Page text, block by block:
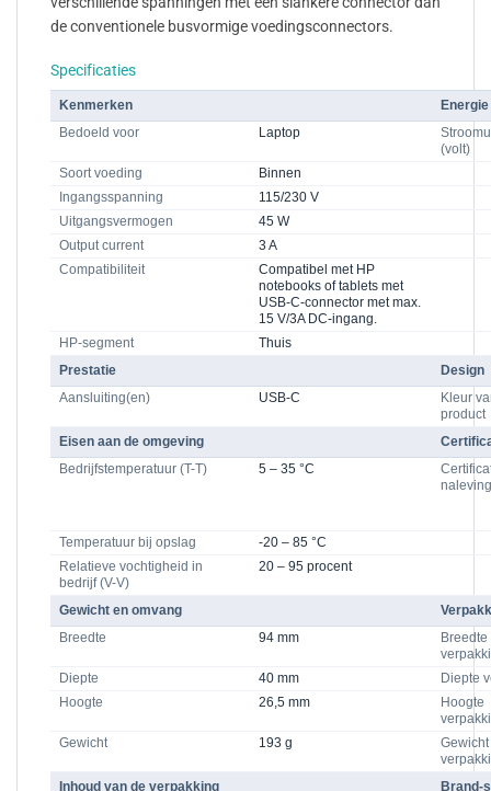
de conventionele busvormige voedingsconnectors.
Specificaties
Kenmerken
Energie
Bedoeld voor
Laptop
(volt)
Soort voeding
Binnen
Ingangsspanning
115/230 V
Uitgangsvermogen
45 W
Output current
3 A
Compatibiliteit
Compatibel met HP
notebooks of tablets met
USB-C-connector met max.
15 V/3A DC-ingang.
HP-segment
Thuis
Prestatie
Design
Aansluiting(en)
USB-C
Kleur
product
Eisen aan de omgeving
Bedrijfstemperatuur (T-T)
5 – 35 °C
naleving
Temperatuur bij opslag
-20 – 85 °C
Relatieve vochtigheid in
bedrijf (V-V)
20 – 95 procent
Gewicht en omvang
Breedte
94 mm
Breedte
Diepte
40 mm
Diepte
Hoogte
26,5 mm
Hoogte
Gewicht
193 g
Gewicht
Inhoud van de verpakking
Brand-